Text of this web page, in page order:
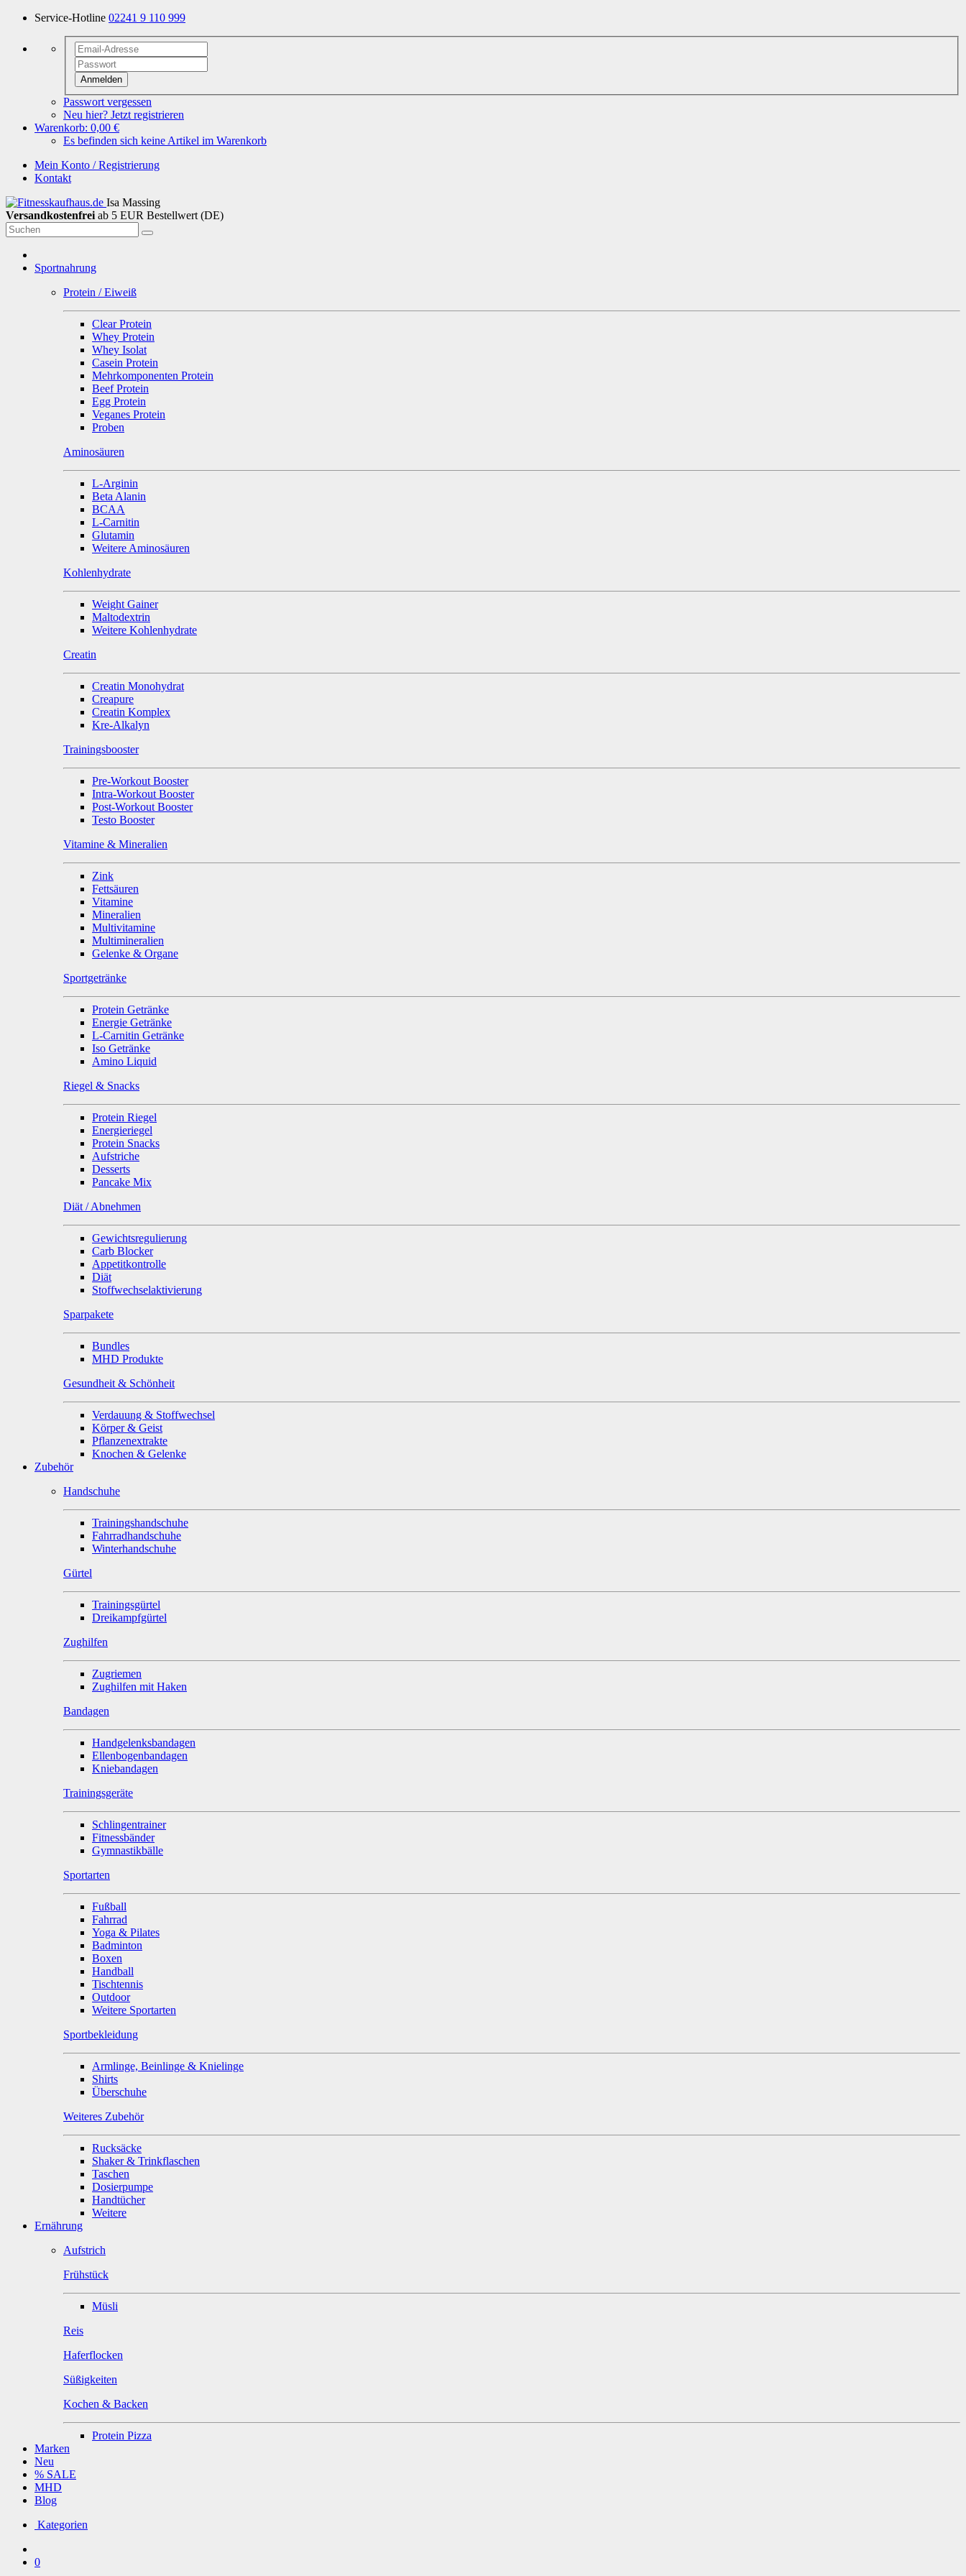
Service-Hotline 02241 9 110 999
Anmelden
Passwort vergessen
Neu hier? Jetzt registrieren
Warenkorb: 0,00 €
Es befinden sich keine Artikel im Warenkorb
Mein Konto / Registrierung
Kontakt
Isa Massing
Versandkostenfrei ab 5 EUR Bestellwert (DE)
Sportnahrung
Protein / Eiweiß
Clear Protein
Whey Protein
Whey Isolat
Casein Protein
Mehrkomponenten Protein
Beef Protein
Egg Protein
Veganes Protein
Proben
Aminosäuren
L-Arginin
Beta Alanin
BCAA
L-Carnitin
Glutamin
Weitere Aminosäuren
Kohlenhydrate
Weight Gainer
Maltodextrin
Weitere Kohlenhydrate
Creatin
Creatin Monohydrat
Creapure
Creatin Komplex
Kre-Alkalyn
Trainingsbooster
Pre-Workout Booster
Intra-Workout Booster
Post-Workout Booster
Testo Booster
Vitamine & Mineralien
Zink
Fettsäuren
Vitamine
Mineralien
Multivitamine
Multimineralien
Gelenke & Organe
Sportgetränke
Protein Getränke
Energie Getränke
L-Carnitin Getränke
Iso Getränke
Amino Liquid
Riegel & Snacks
Protein Riegel
Energieriegel
Protein Snacks
Aufstriche
Desserts
Pancake Mix
Diät / Abnehmen
Gewichtsregulierung
Carb Blocker
Appetitkontrolle
Diät
Stoffwechselaktivierung
Sparpakete
Bundles
MHD Produkte
Gesundheit & Schönheit
Verdauung & Stoffwechsel
Körper & Geist
Pflanzenextrakte
Knochen & Gelenke
Zubehör
Handschuhe
Trainingshandschuhe
Fahrradhandschuhe
Winterhandschuhe
Gürtel
Trainingsgürtel
Dreikampfgürtel
Zughilfen
Zugriemen
Zughilfen mit Haken
Bandagen
Handgelenksbandagen
Ellenbogenbandagen
Kniebandagen
Trainingsgeräte
Schlingentrainer
Fitnessbänder
Gymnastikbälle
Sportarten
Fußball
Fahrrad
Yoga & Pilates
Badminton
Boxen
Handball
Tischtennis
Outdoor
Weitere Sportarten
Sportbekleidung
Armlinge, Beinlinge & Knielinge
Shirts
Überschuhe
Weiteres Zubehör
Rucksäcke
Shaker & Trinkflaschen
Taschen
Dosierpumpe
Handtücher
Weitere
Ernährung
Aufstrich
Frühstück
Müsli
Reis
Haferflocken
Süßigkeiten
Kochen & Backen
Protein Pizza
Marken
Neu
% SALE
MHD
Blog
Kategorien
0